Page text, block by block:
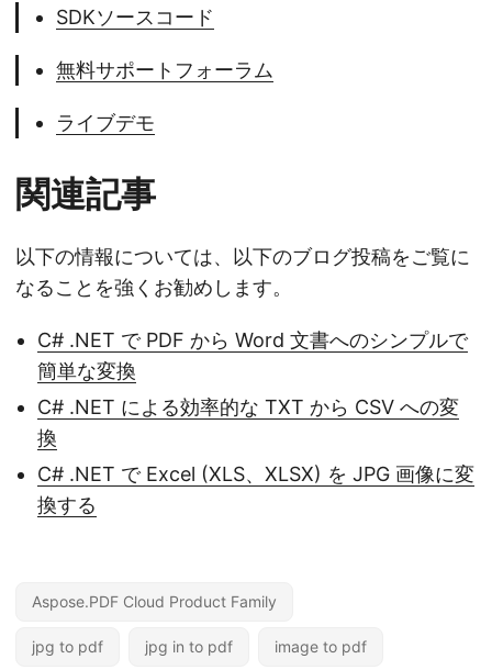
SDKソースコード
無料サポートフォーラム
ライブデモ
関連記事
以下の情報については、以下のブログ投稿をご覧に
なることを強くお勧めします。
C# .NET で PDF から Word 文書へのシンプルで
簡単な変換
C# .NET による効率的な TXT から CSV への変
換
C# .NET で Excel (XLS、XLSX) を JPG 画像に変
換する
Aspose.PDF Cloud Product Family
jpg to pdf jpg in to pdf image to pdf